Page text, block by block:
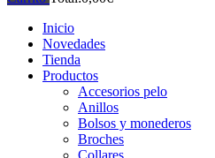
Inicio
Novedades
Tienda
Productos
Accesorios pelo
Anillos
Bolsos y monederos
Broches
Collares